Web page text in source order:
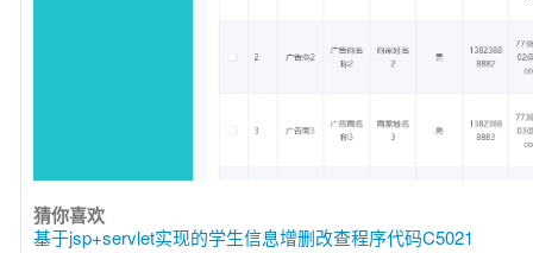
猜你喜欢
基于jsp+servlet实现的学生信息增删改查程序代码C5021